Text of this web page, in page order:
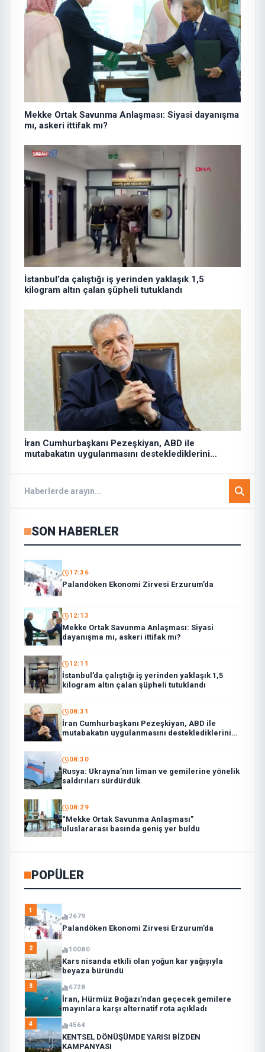
Mekke Ortak Savunma Anlaşması: Siyasi dayanışma
mı, askeri ittifak mı?
İstanbul’da çalıştığı iş yerinden yaklaşık 1,5
kilogram altın çalan şüpheli tutuklandı
İran Cumhurbaşkanı Pezeşkiyan, ABD ile
mutabakatın uygulanmasını desteklediklerini
SON HABERLER
17:36
Palandöken Ekonomi Zirvesi Erzurum’da
12:13
Mekke Ortak Savunma Anlaşması: Siyasi
dayanışma mı, askeri ittifak mı?
12:11
İstanbul’da çalıştığı iş yerinden yaklaşık 1,5
kilogram altın çalan şüpheli tutuklandı
08:31
İran Cumhurbaşkanı Pezeşkiyan, ABD ile
mutabakatın uygulanmasını desteklediklerini
08:30
Rusya: Ukrayna’nın liman ve gemilerine yönelik
saldırıları sürdürdük
08:29
“Mekke Ortak Savunma Anlaşması”
uluslararası basında geniş yer buldu
POPÜLER
1
2679
Palandöken Ekonomi Zirvesi Erzurum’da
2 10080
Kars nisanda etkili olan yoğun kar yağışıyla
beyaza büründü
3 6728
İran, Hürmüz Boğazı’ndan geçecek gemilere
mayınlara karşı alternatif rota açıkladı
4 4564
KENTSEL DÖNÜŞÜMDE YARISI BİZDEN
KAMPANYASI